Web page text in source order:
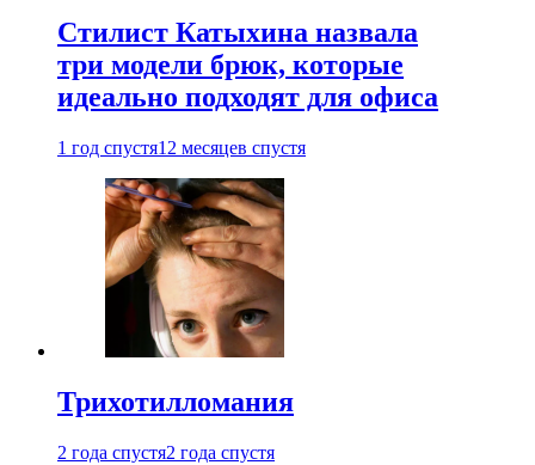
Стилист Катыхина назвала
три модели брюк, которые
идеально подходят для офиса
1 год спустя12 месяцев спустя
Трихотилломания
2 года спустя2 года спустя